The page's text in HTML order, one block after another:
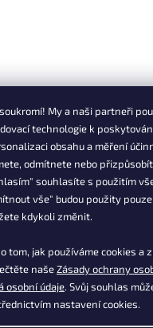
My a naši partneři
technologie k
obsahu a měření
odmítnete nebo
souhlasíte s použitím
vše" budou použity
kdykoli změnit.
tom, jak používáme cookies a
našeZásady ochrany
osobní údaje. Svůj souhlas
nastavení cookies.